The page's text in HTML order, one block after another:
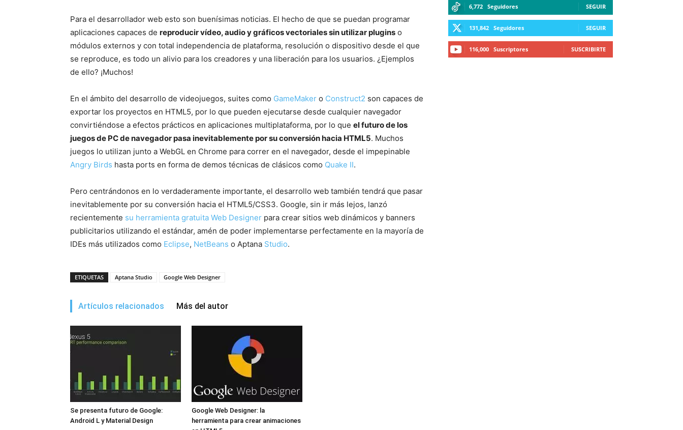
Para el desarrollador web esto son buenísimas noticias. El hecho de que se puedan programar
aplicaciones capaces de reproducir vídeo, audio y gráficos vectoriales sin utilizar plugins o
módulos externos y con total independencia de plataforma, resolución o dispositivo desde el que
se reproduce, es todo un alivio para los creadores y una liberación para los usuarios. ¿Ejemplos
de ello? ¡Muchos!
En el ámbito del desarrollo de videojuegos, suites como GameMaker o Construct2 son capaces de
exportar los proyectos en HTML5, por lo que pueden ejecutarse desde cualquier navegador
convirtiéndose a efectos prácticos en aplicaciones multiplataforma, por lo que el futuro de los
juegos de PC de navegador pasa inevitablemente por su conversión hacia HTML5. Muchos
juegos lo utilizan junto a WebGL en Chrome para correr en el navegador, desde el impepinable
Angry Birds hasta ports en forma de demos técnicas de clásicos como Quake II.
Pero centrándonos en lo verdaderamente importante, el desarrollo web también tendrá que pasar
inevitablemente por su conversión hacia el HTML5/CSS3. Google, sin ir más lejos, lanzó
recientemente su herramienta gratuita Web Designer para crear sitios web dinámicos y banners
publicitarios utilizando el estándar, amén de poder implementarse perfectamente en la mayoría de
IDEs más utilizados como Eclipse, NetBeans o Aptana Studio.
ETIQUETAS Aptana Studio Google Web Designer
Artículos relacionados Más del autor
Se presenta futuro de Google:
Android L y Material Design
Google Web Designer: la
herramienta para crear animaciones
6,772 Seguidores SEGUIR
131,842 Seguidores SEGUIR
116,000 Suscriptores SUSCRIBIRTE